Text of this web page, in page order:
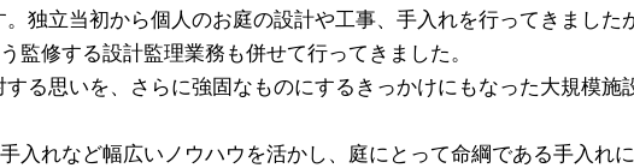
独立当初から個人のお庭の設計や工事、手入れを行ってきまし
監修する設計監理業務も併せて行ってきました。
る思いを、さらに強固なものにするきっかけにもなった大規模
入れなど幅広いノウハウを活かし、庭にとって命綱である手入れ